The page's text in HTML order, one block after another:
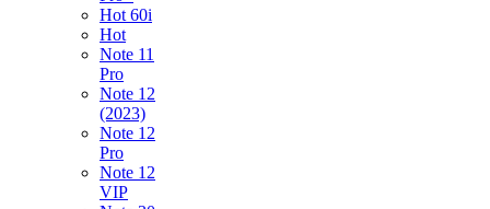
Hot 60i
Hot
Note 11
Pro
Note 12
(2023)
Note 12
Pro
Note 12
VIP